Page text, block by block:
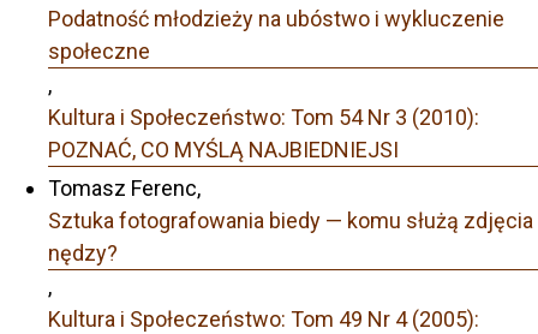
Podatność młodzieży na ubóstwo i wykluczenie
społeczne
,
Kultura i Społeczeństwo: Tom 54 Nr 3 (2010):
POZNAĆ, CO MYŚLĄ NAJBIEDNIEJSI
Tomasz Ferenc,
Sztuka fotografowania biedy — komu służą zdjęcia
nędzy?
,
Kultura i Społeczeństwo: Tom 49 Nr 4 (2005):